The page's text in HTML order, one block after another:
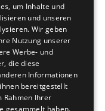
um Inhalte und
und unseren
Wir geben
Nutzung unserer
Werbe- und
die diese
Informationen
bereitgestellt
Rahmen Ihrer
gesammelt haben.